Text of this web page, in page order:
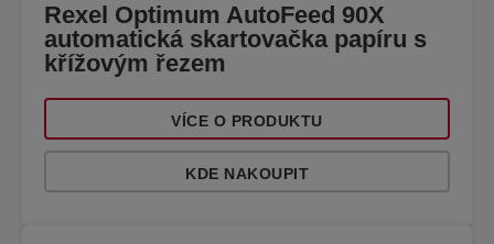
Rexel Optimum AutoFeed 90X
automatická skartovačka papíru s
křížovým řezem
VÍCE O PRODUKTU
KDE NAKOUPIT